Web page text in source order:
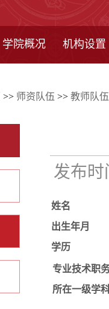
学院概况 机构设置
>> 师资队伍 >> 教师队伍
发布
姓名
出生年月
学历
专业技术职
所在一级学